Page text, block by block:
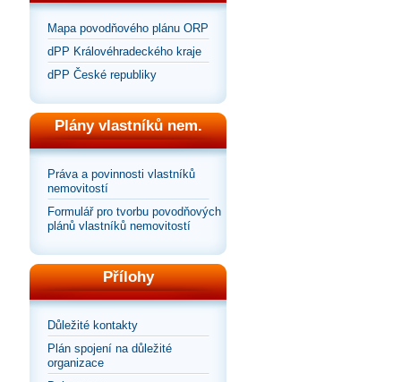
Mapa povodňového plánu ORP
dPP Královéhradeckého kraje
dPP České republiky
Plány vlastníků nem.
Práva a povinnosti vlastníků
nemovitostí
Formulář pro tvorbu povodňových
plánů vlastníků nemovitostí
Přílohy
Důležité kontakty
Plán spojení na důležité
organizace